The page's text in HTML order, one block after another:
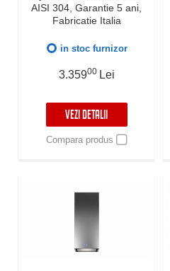
AISI 304, Garantie 5 ani,
Fabricatie Italia
in stoc furnizor
3.35900 Lei
VEZI DETALII
Compara produs